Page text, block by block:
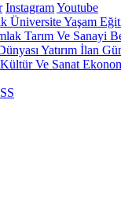
InstagramYoutube
ÜniversiteYaşam
Tarım Ve Sanayi
Yatırım İlan
Kültür Ve Sanat